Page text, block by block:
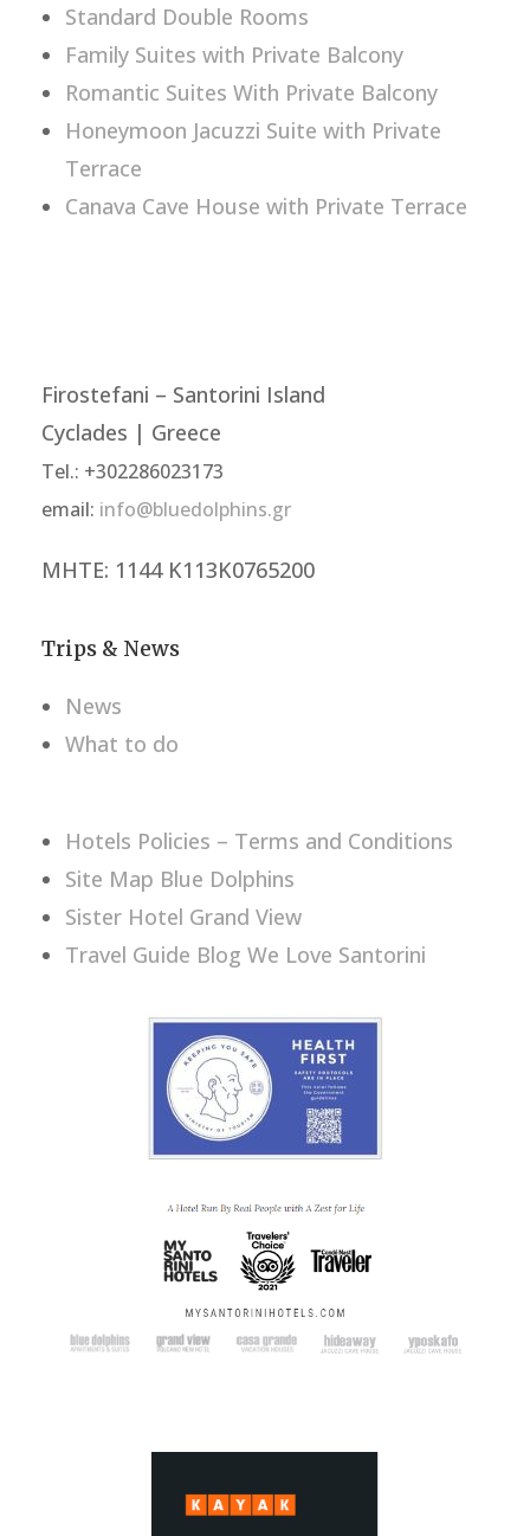
Standard Double Rooms
Family Suites with Private Balcony
Romantic Suites With Private Balcony
Honeymoon Jacuzzi Suite with Private
Terrace
Canava Cave House with Private Terrace
Firostefani – Santorini Island
Cyclades | Greece
Tel.: +302286023173
email: info@bluedolphins.gr
ΜΗΤΕ: 1144 Κ113Κ0765200
Trips & News
News
What to do
Hotels Policies – Terms and Conditions
Site Map Blue Dolphins
Sister Hotel Grand View
Travel Guide Blog We Love Santorini